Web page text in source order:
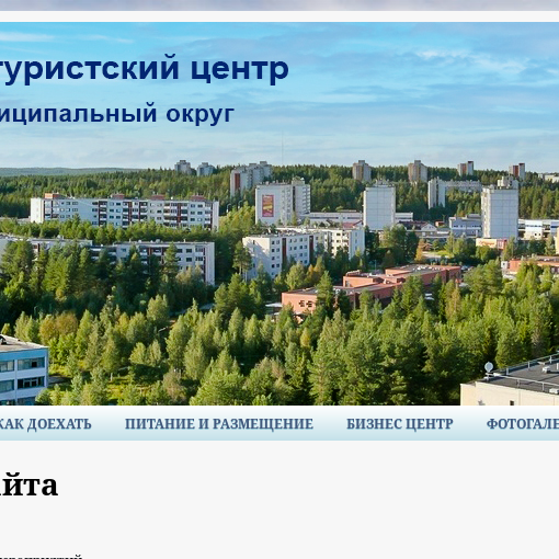
ДОЕХАТЬ ПИТАНИЕ И РАЗМЕЩЕНИЕ БИЗНЕС ЦЕНТР